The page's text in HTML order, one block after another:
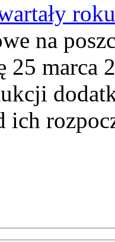
na
25 marca
ich